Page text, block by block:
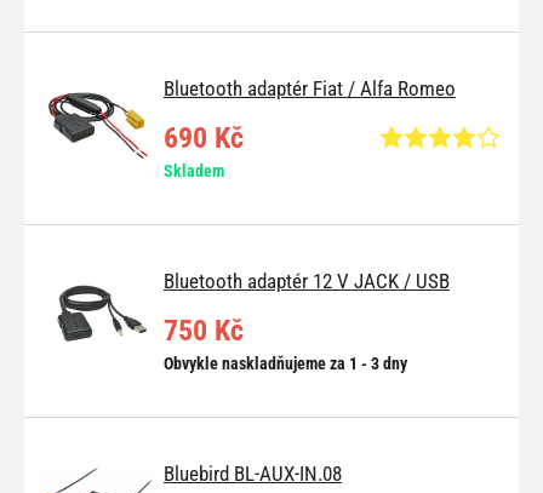
Bluetooth adaptér Fiat / Alfa Romeo
690 Kč
Skladem
Bluetooth adaptér 12 V JACK / USB
750 Kč
Obvykle naskladňujeme za 1 - 3 dny
Bluebird BL-AUX-IN.08